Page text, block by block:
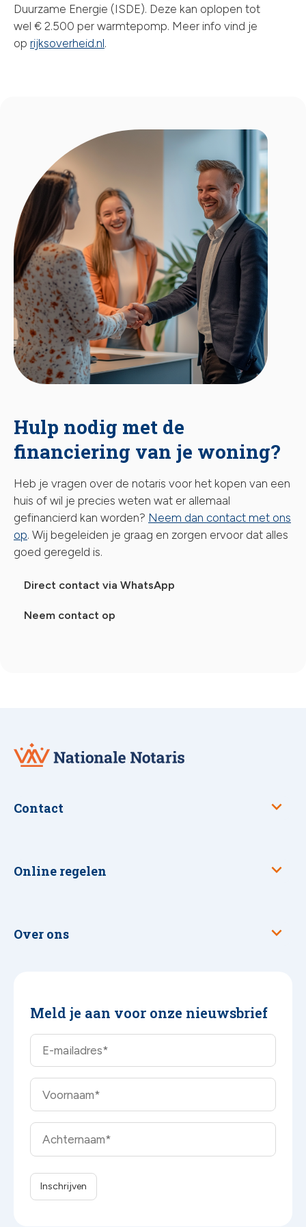
Duurzame Energie (ISDE). Deze kan oplopen tot
wel € 2.500 per warmtepomp. Meer info vind je
op rijksoverheid.nl.
Hulp nodig met de
financiering van je woning?
Heb je vragen over de notaris voor het kopen van een
huis of wil je precies weten wat er allemaal
gefinancierd kan worden? Neem dan contact met ons
op. Wij begeleiden je graag en zorgen ervoor dat alles
goed geregeld is.
Direct contact via WhatsApp
Neem contact op
Nationale
Notaris
Contact
Online regelen
Over ons
Meld je aan voor onze nieuwsbrief